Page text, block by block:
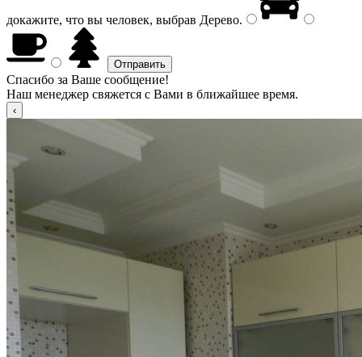
докажите, что вы человек, выбрав Дерево.
Спасибо за Ваше сообщение!
Наш менеджер свяжется с Вами в ближайшее время.